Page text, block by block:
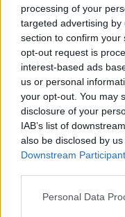
processing of your
targeted advertising
section to confirm your
opt-out request is
interest-based ads
us or personal
your opt-out. You may
disclosure of your
IAB’s list of
also be disclosed by
Downstream
Personal Data
Már szinte uniós
de hol vannak a
A rendszeresen
ott a boltokban az